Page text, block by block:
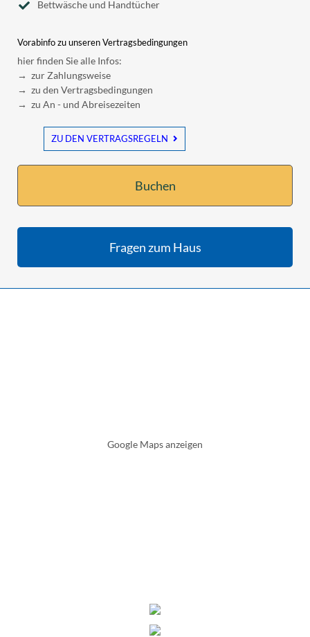
Bettwäsche und Handtücher
Vorabinfo zu unseren Vertragsbedingungen
hier finden Sie alle Infos:
→ zur Zahlungsweise
→ zu den Vertragsbedingungen
→ zu An - und Abreisezeiten
ZU DEN VERTRAGSREGELN
Buchen
Fragen zum Haus
Google Maps anzeigen